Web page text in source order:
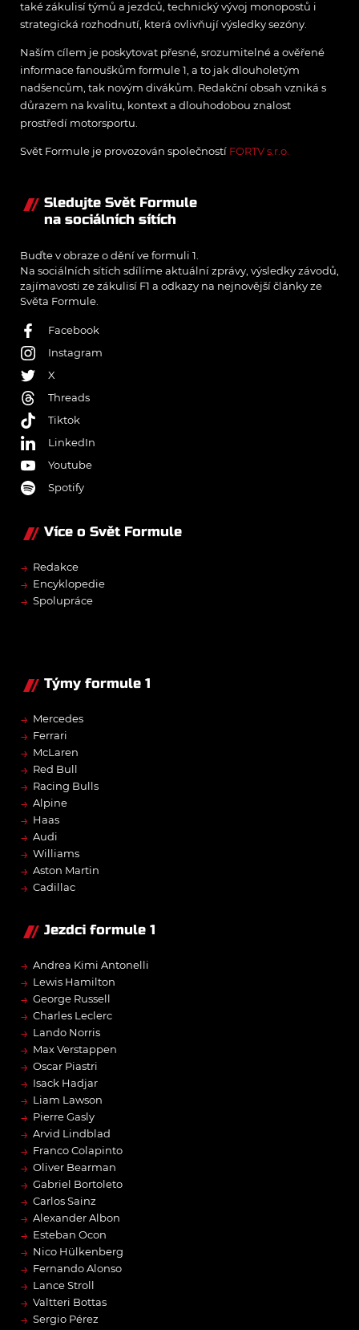
také zákulisí týmů a jezdců, technický vývoj monopostů i
strategická rozhodnutí, která ovlivňují výsledky sezóny.
Naším cílem je poskytovat přesné, srozumitelné a ověřené
informace fanouškům formule 1, a to jak dlouholetým
nadšencům, tak novým divákům. Redakční obsah vzniká s
důrazem na kvalitu, kontext a dlouhodobou znalost
prostředí motorsportu.
Svět Formule je provozován společností FORTV s.r.o.
Sledujte Svět Formule
na sociálních sítích
Buďte v obraze o dění ve formuli 1.
Na sociálních sítích sdílíme aktuální zprávy, výsledky závodů,
zajímavosti ze zákulisí F1 a odkazy na nejnovější články ze
Světa Formule.
Facebook
Instagram
X
Threads
Tiktok
LinkedIn
Youtube
Spotify
Více o Svět Formule
→ Redakce
→ Encyklopedie
→ Spolupráce
Týmy formule 1
→ Mercedes
→ Ferrari
→ McLaren
→ Red Bull
→ Racing Bulls
→ Alpine
→ Haas
→ Audi
→ Williams
→ Aston Martin
→ Cadillac
Jezdci formule 1
→ Andrea Kimi Antonelli
→ Lewis Hamilton
→ George Russell
→ Charles Leclerc
→ Lando Norris
→ Max Verstappen
→ Oscar Piastri
→ Isack Hadjar
→ Liam Lawson
→ Pierre Gasly
→ Arvid Lindblad
→ Franco Colapinto
→ Oliver Bearman
→ Gabriel Bortoleto
→ Carlos Sainz
→ Alexander Albon
→ Esteban Ocon
→ Nico Hülkenberg
→ Fernando Alonso
→ Lance Stroll
→ Valtteri Bottas
→ Sergio Pérez